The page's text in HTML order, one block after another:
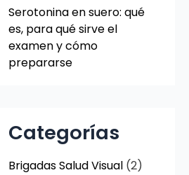
Serotonina en suero: qué
es, para qué sirve el
examen y cómo
prepararse
Categorías
Brigadas Salud Visual (2)